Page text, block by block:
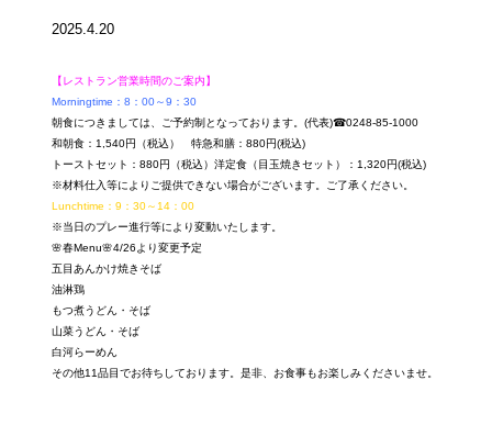
2025.4.20
【レストラン営業時間のご案内】
Morningtime：8：00～9：30
朝食につきましては、ご予約制となっております。(代表)☎0248-85-1000
和朝食：1,540円（税込） 特急和膳：880円(税込)
トーストセット：880円（税込）洋定食（目玉焼きセット）：1,320円(税込)
※材料仕入等によりご提供できない場合がございます。ご了承ください。
Lunchtime：9：30～14：00
※当日のプレー進行等により変動いたします。
🌸春Menu🌸4/26より変更予定
五目あんかけ焼きそば
油淋鶏
もつ煮うどん・そば
山菜うどん・そば
白河らーめん
その他11品目でお待ちしております。是非、お食事もお楽しみくださいませ。